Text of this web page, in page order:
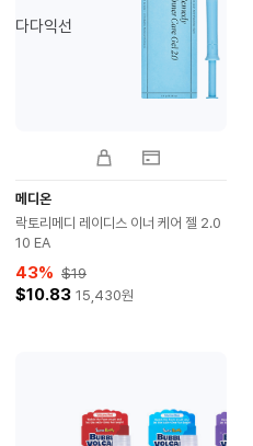
다다익선
메디온
락토리메디 레이디스 이너 케어 젤 2.0
10 EA
43% $19
$10.83 15,430원